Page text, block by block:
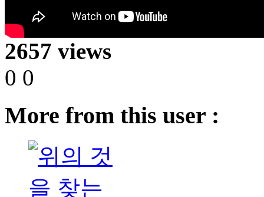
2657 views
0 0
More from this user :